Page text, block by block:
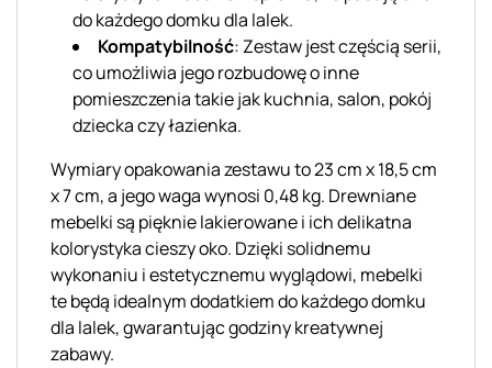
do każdego domku dla lalek.
Kompatybilność: Zestaw jest częścią serii,
co umożliwia jego rozbudowę o inne
pomieszczenia takie jak kuchnia, salon, pokój
dziecka czy łazienka.
Wymiary opakowania zestawu to 23 cm x 18,5 cm
x 7 cm, a jego waga wynosi 0,48 kg. Drewniane
mebelki są pięknie lakierowane i ich delikatna
kolorystyka cieszy oko. Dzięki solidnemu
wykonaniu i estetycznemu wyglądowi, mebelki
te będą idealnym dodatkiem do każdego domku
dla lalek, gwarantując godziny kreatywnej
zabawy.